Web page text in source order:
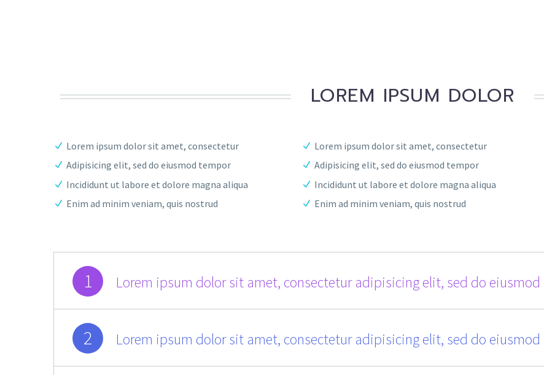
LOREM IPSUM DOLOR
Lorem ipsum dolor sit amet, consectetur
Adipisicing elit, sed do eiusmod tempor
Incididunt ut labore et dolore magna aliqua
Enim ad minim veniam, quis nostrud
Lorem ipsum dolor sit amet, consectetur
Adipisicing elit, sed do eiusmod tempor
Incididunt ut labore et dolore magna aliqua
Enim ad minim veniam, quis nostrud
1 Lorem ipsum dolor sit amet, consectetur adipisicing elit, sed do eiusmod
2 Lorem ipsum dolor sit amet, consectetur adipisicing elit, sed do eiusmod